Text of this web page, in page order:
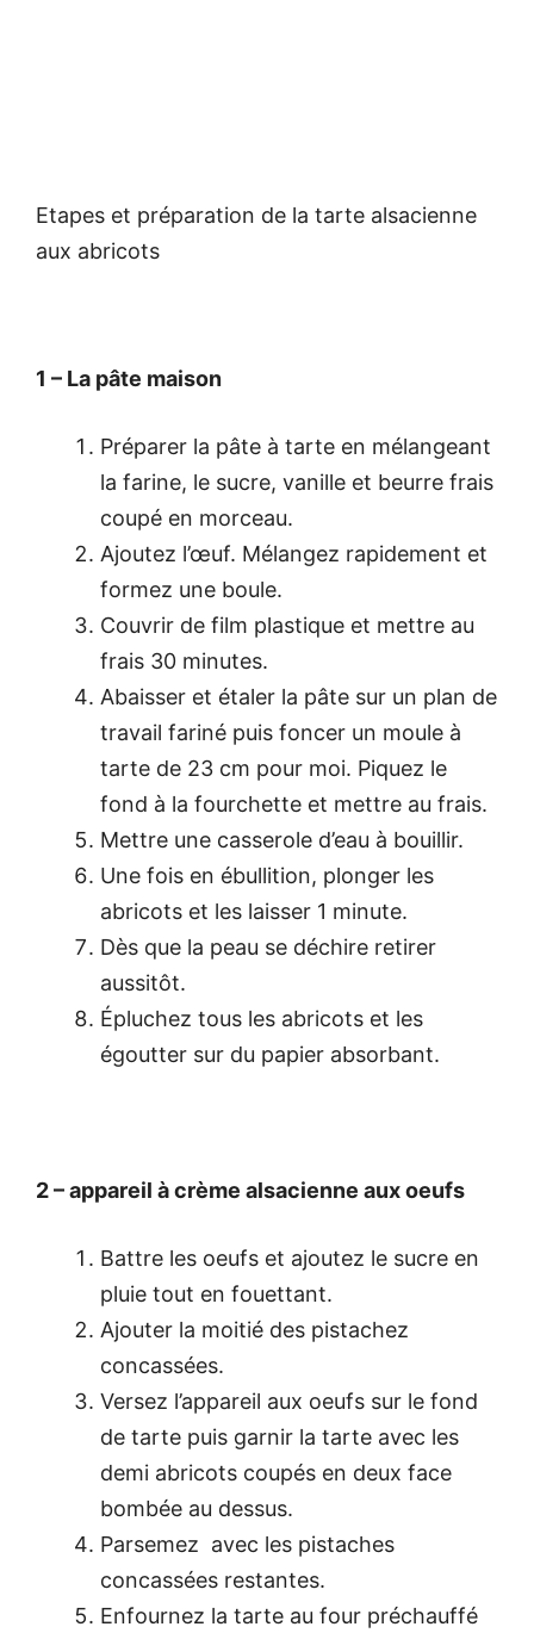
Etapes et préparation de la tarte alsacienne
aux abricots
1 – La pâte maison
Préparer la pâte à tarte en mélangeant
la farine, le sucre, vanille et beurre frais
coupé en morceau.
Ajoutez l’œuf. Mélangez rapidement et
formez une boule.
Couvrir de film plastique et mettre au
frais 30 minutes.
Abaisser et étaler la pâte sur un plan de
travail fariné puis foncer un moule à
tarte de 23 cm pour moi. Piquez le
fond à la fourchette et mettre au frais.
Mettre une casserole d’eau à bouillir.
Une fois en ébullition, plonger les
abricots et les laisser 1 minute.
Dès que la peau se déchire retirer
aussitôt.
Épluchez tous les abricots et les
égoutter sur du papier absorbant.
2 – appareil à crème alsacienne aux oeufs
Battre les oeufs et ajoutez le sucre en
pluie tout en fouettant.
Ajouter la moitié des pistachez
concassées.
Versez l’appareil aux oeufs sur le fond
de tarte puis garnir la tarte avec les
demi abricots coupés en deux face
bombée au dessus.
Parsemez avec les pistaches
concassées restantes.
Enfournez la tarte au four préchauffé